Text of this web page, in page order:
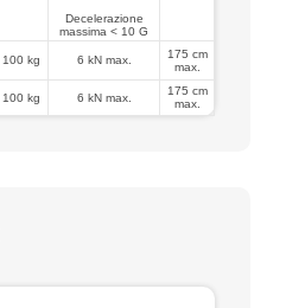
Decelerazione
massima < 10 G
100 kg 6 kN max.
175 cm
max.
100 kg 6 kN max.
175 cm
max.